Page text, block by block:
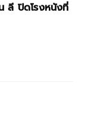
ลี ปิดโรงหนังที่